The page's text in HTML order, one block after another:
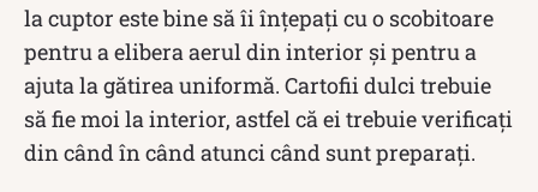
la cuptor este bine să îi înțepați cu o scobitoare
pentru a elibera aerul din interior și pentru a
ajuta la gătirea uniformă. Cartofii dulci trebuie
să fie moi la interior, astfel că ei trebuie verificați
din când în când atunci când sunt preparați.